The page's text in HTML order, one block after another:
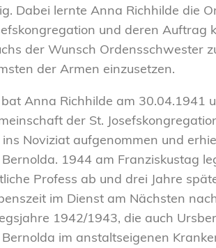
Dabei lernte Anna Richhilde die
und deren Auftrag
der Wunsch Ordensschwester
der Armen einzusetzen.
bat Anna Richhilde am 30.04.1941
der St.
ins Noviziat aufgenommen und
Bernolda. 1944 am Franziskustag
Profess ab und drei Jahre
im Dienst am Nächsten
1942/1943, die auch
Bernolda im anstaltseigenen